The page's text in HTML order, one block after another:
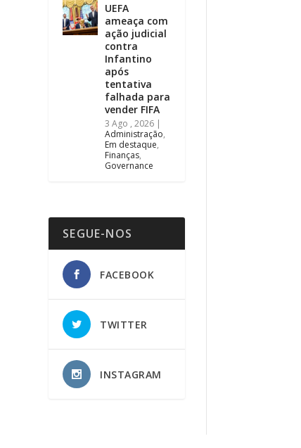
UEFA
ameaça com
ação judicial
contra
Infantino
após
tentativa
falhada para
vender FIFA
3 Ago , 2026 |
Administração,
Em destaque,
Finanças,
Governance
SEGUE-NOS
FACEBOOK
TWITTER
INSTAGRAM